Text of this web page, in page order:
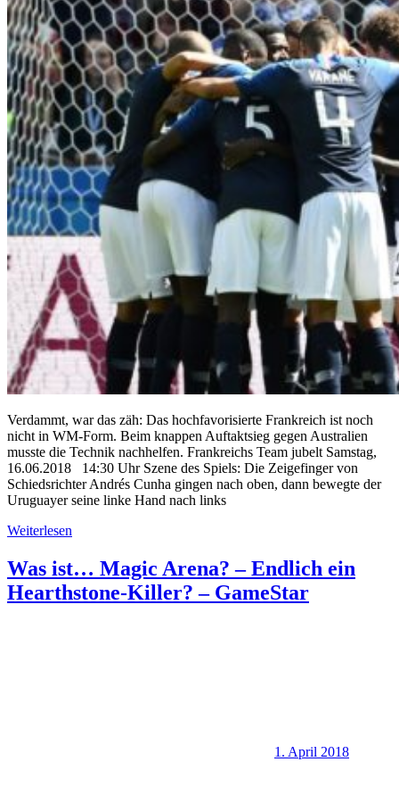
Verdammt, war das zäh: Das hochfavorisierte Frankreich ist noch
nicht in WM-Form. Beim knappen Auftaktsieg gegen Australien
musste die Technik nachhelfen. Frankreichs Team jubelt Samstag,
16.06.2018 14:30 Uhr Szene des Spiels: Die Zeigefinger von
Schiedsrichter Andrés Cunha gingen nach oben, dann bewegte der
Uruguayer seine linke Hand nach links
Weiterlesen
Was ist… Magic Arena? – Endlich ein
Hearthstone-Killer? – GameStar
1. April 2018